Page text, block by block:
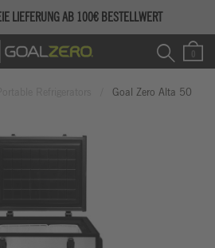
LIEFERUNG AB 100€ BESTELLWERT
Goal Zero Alta 50